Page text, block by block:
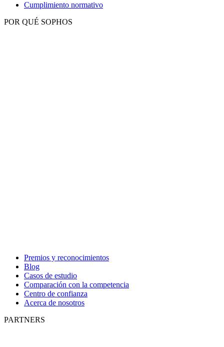
Cumplimiento normativo
POR QUÉ SOPHOS
Premios y reconocimientos
Blog
Casos de estudio
Comparación con la competencia
Centro de confianza
Acerca de nosotros
PARTNERS